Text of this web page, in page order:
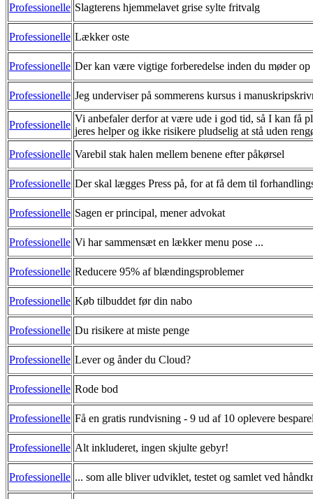
Professionelle Slagterens hjemmelavet grise sylte fritvalg
Professionelle Lækker oste
Professionelle Der kan være vigtige forberedelse inden du møder op
Professionelle Jeg underviser på sommerens kursus i
Professionelle
Vi anbefaler derfor at være ude i god tid, så I kan få
jeres helper og ikke risikere pludselig at stå uden
Professionelle Varebil stak halen mellem benene efter påkørsel
Professionelle Der skal lægges Press på, for at få dem til
Professionelle Sagen er principal, mener advokat
Professionelle Vi har sammensæt en lækker menu pose ...
Professionelle Reducere 95% af blændingsproblemer
Professionelle Køb tilbuddet før din nabo
Professionelle Du risikere at miste penge
Professionelle Lever og ånder du Cloud?
Professionelle Rode bod
Professionelle Få en gratis rundvisning - 9 ud af 10 oplevere
Professionelle Alt inkluderet, ingen skjulte gebyr!
Professionelle ... som alle bliver udviklet, testet og samlet ved